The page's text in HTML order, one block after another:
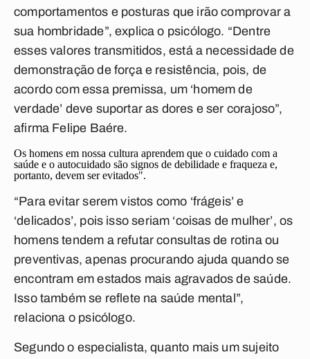
comportamentos e posturas que irão comprovar a
sua hombridade”, explica o psicólogo. “Dentre
esses valores transmitidos, está a necessidade de
demonstração de força e resistência, pois, de
acordo com essa premissa, um ‘homem de
verdade’ deve suportar as dores e ser corajoso”,
afirma Felipe Baére.
Os homens em nossa cultura aprendem que o cuidado com a
saúde e o autocuidado são signos de debilidade e fraqueza e,
portanto, devem ser evitados".
“Para evitar serem vistos como ‘frágeis’ e
‘delicados’, pois isso seriam ‘coisas de mulher’, os
homens tendem a refutar consultas de rotina ou
preventivas, apenas procurando ajuda quando se
encontram em estados mais agravados de saúde.
Isso também se reflete na saúde mental”,
relaciona o psicólogo.
Segundo o especialista, quanto mais um sujeito